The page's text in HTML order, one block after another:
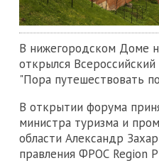
В нижегородском Доме
открылся
"Пора путешествовать
В открытии форума
министра туризма и
области Александр
правления ФРОС Region